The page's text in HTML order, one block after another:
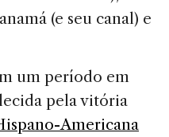
(e seu canal) e
um período em
pela vitória
Americana